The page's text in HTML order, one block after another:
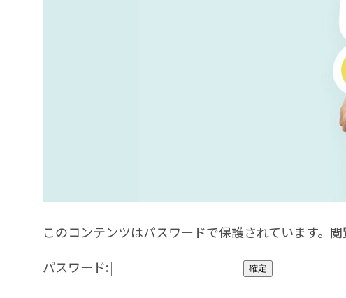
このコンテンツはパスワードで保護されています。
パスワード: